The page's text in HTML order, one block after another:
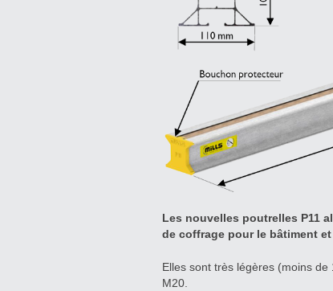
Les nouvelles poutrelles P11
de coffrage pour le bâtiment
Elles sont très légères (moins
M20.